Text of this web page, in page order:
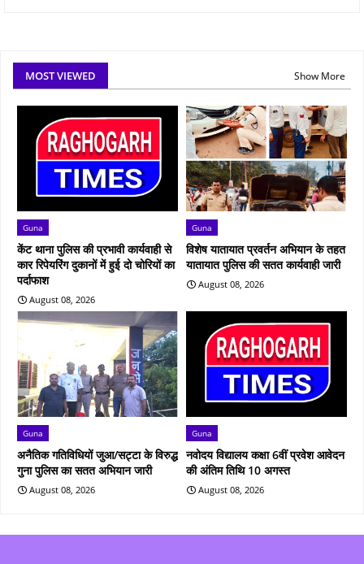
MOST VIEWED Show More
Guna
केंट थाना पुलिस की प्रभावी कार्यवाही से
कार रिपेयरिंग दुकानों में हुई दो चोरियों का
पर्दाफाश
August 08, 2026
Guna
विशेष यातायात प्रवर्तन अभियान के तहत
यातायात पुलिस की सतत कार्यवाही जारी
August 08, 2026
Guna
अनैतिक गतिविधियों जुआ/सट्टा के विरुद्ध
गुना पुलिस का सतत अभियान जारी
August 08, 2026
Guna
नवोदय विद्यालय कक्षा 6वीं प्रवेश आवेदन
की अंतिम तिथि 10 अगस्त
August 08, 2026